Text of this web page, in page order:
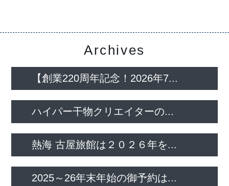
Archives
【創業220周年記念！2026年7...
ハイパー干物クリエイターの...
熱海 古屋旅館は２０２６年を...
2025～26年末年始の御予約は...